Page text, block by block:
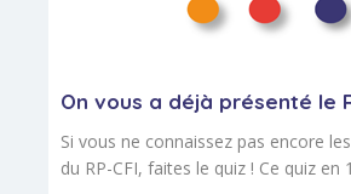
On vous a déjà présenté le
Si vous ne connaissez pas encore
du RP-CFI, faites le quiz ! Ce quiz en